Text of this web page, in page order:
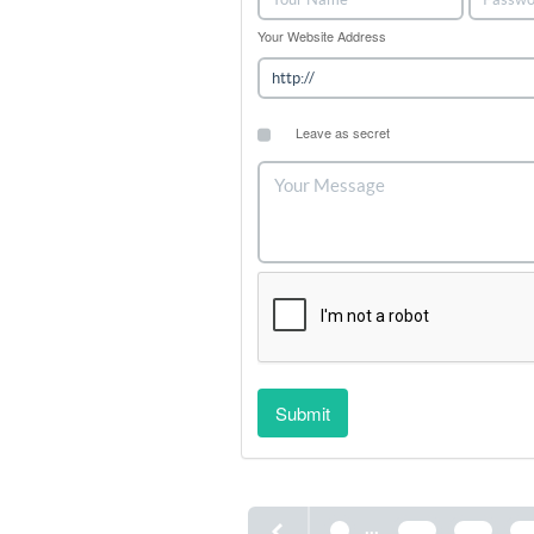
Your Website Address
Leave as secret
Submit
...